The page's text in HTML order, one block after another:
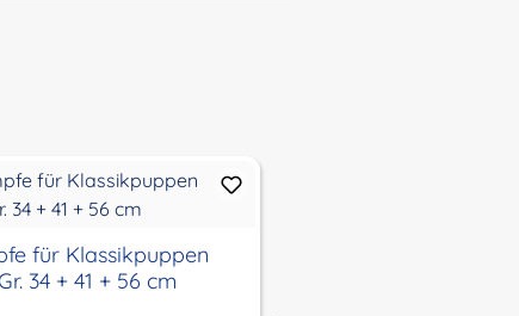
für Klassikpuppen
34 + 41 + 56 cm